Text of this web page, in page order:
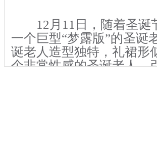
12月11日，随着圣诞
一个巨型“梦露版”的圣诞
诞老人造型独特，礼裙形
个非常性感的圣诞老人，